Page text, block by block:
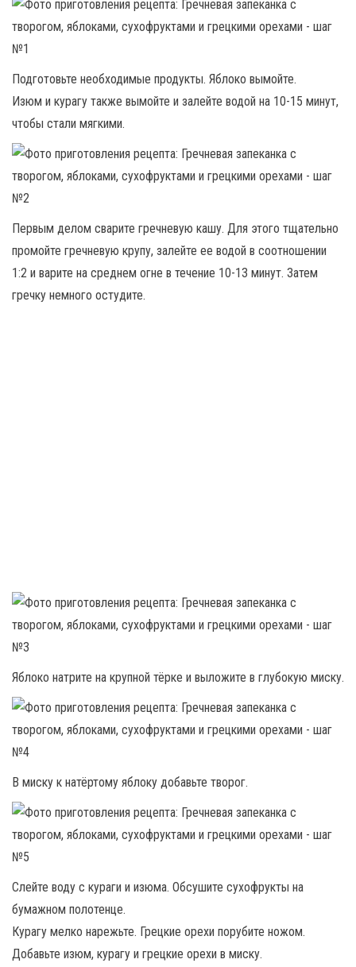
Подготовьте необходимые продукты. Яблоко вымойте.
Изюм и курагу также вымойте и залейте водой на 10-15 минут,
чтобы стали мягкими.
Первым делом сварите гречневую кашу. Для этого тщательно
промойте гречневую крупу, залейте ее водой в соотношении
1:2 и варите на среднем огне в течение 10-13 минут. Затем
гречку немного остудите.
Яблоко натрите на крупной тёрке и выложите в глубокую миску.
В миску к натёртому яблоку добавьте творог.
Слейте воду с кураги и изюма. Обсушите сухофрукты на
бумажном полотенце.
Курагу мелко нарежьте. Грецкие орехи порубите ножом.
Добавьте изюм, курагу и грецкие орехи в миску.